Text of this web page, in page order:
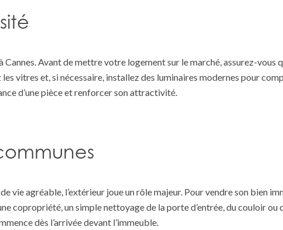
Avant de mettre votre logement sur le marché, assurez-vous
vitres et, si nécessaire, installez des luminaires modernes pour
d’une pièce et renforcer son attractivité.
vie agréable, l’extérieur joue un rôle majeur. Pour vendre son bien
copropriété, un simple nettoyage de la porte d’entrée, du couloir
dès l’arrivée devant l’immeuble.